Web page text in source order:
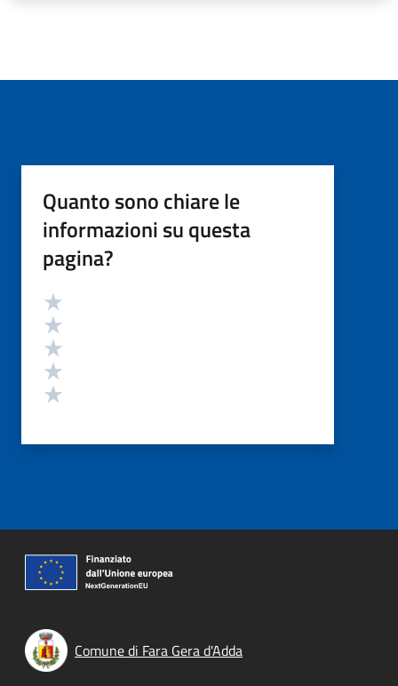
Quanto sono chiare le
informazioni su questa
pagina?
Valutazione
Comune di Fara Gera d'Adda